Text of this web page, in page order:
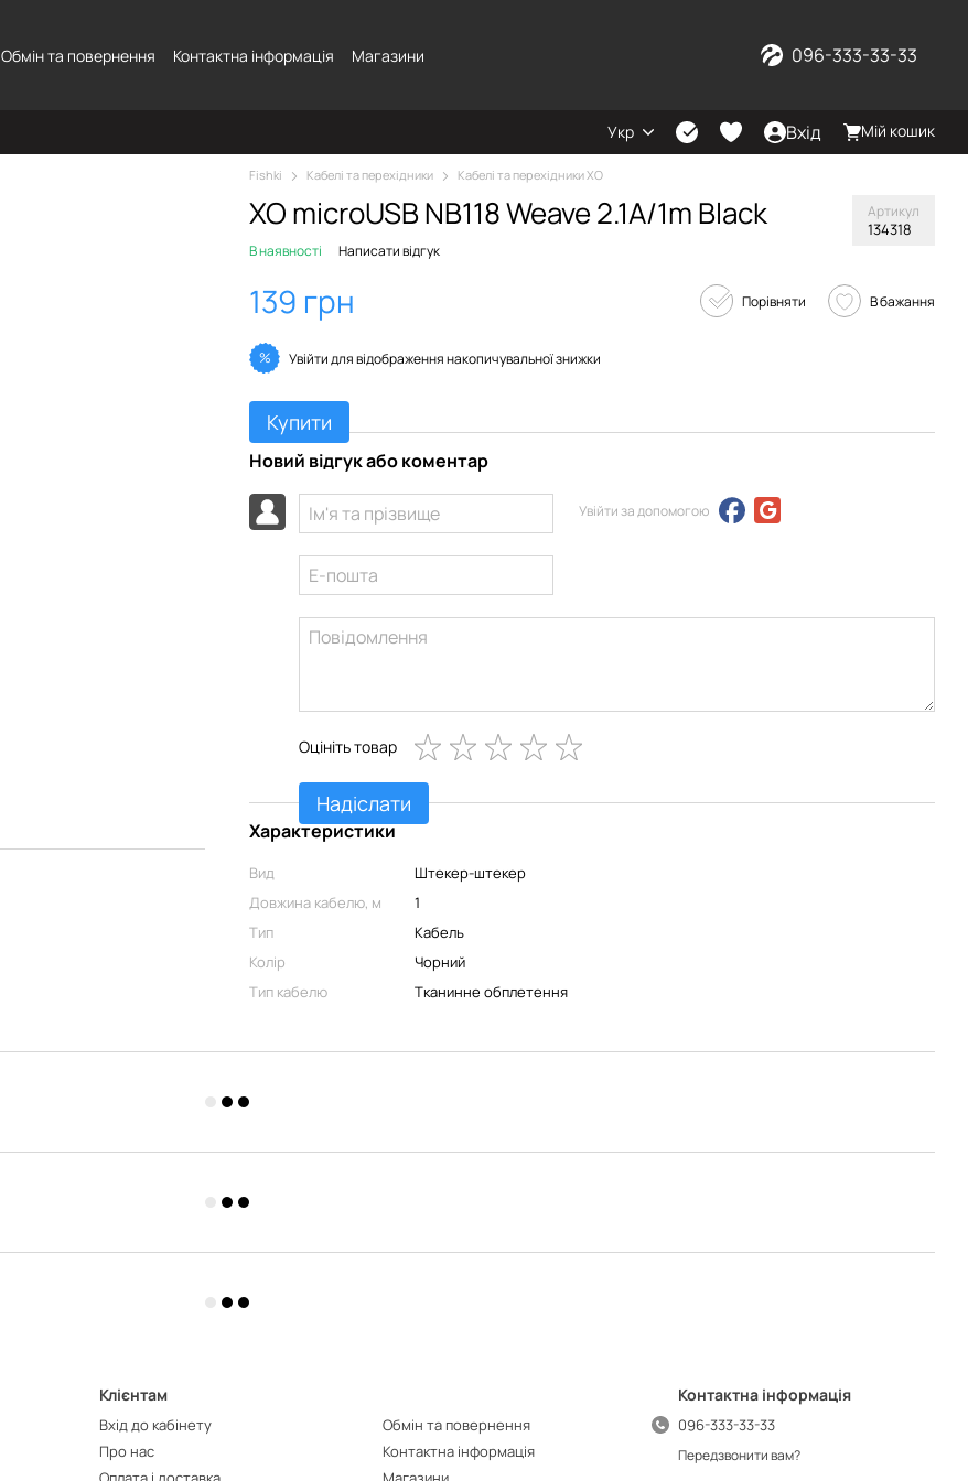
Обмін та повернення Контактна інформація Магазини 096-333-33-33
Укр Вхід Мій кошик
Fishki Кабелі та перехідники Кабелі та перехідники XO
XO microUSB NB118 Weave 2.1A/1m Black Артикул
134318
В наявності Написати відгук
139 грн Порівняти В бажання
% Увійтидля відображення накопичувальної знижки
Купити
Новий відгук або коментар
Увійти за допомогою
Оцініть товар
Надіслати
Характеристики
Вид
Штекер-штекер
Довжина кабелю, м
1
Тип
Кабель
Колір
Чорний
Тип кабелю
Тканинне обплетення
Клієнтам
Вхід до кабінету
Про нас
Обмін та повернення
Контактна інформація
Контактна інформація
096-333-33-33
Передзвонити вам?